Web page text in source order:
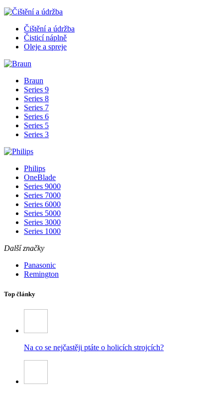
Čištění a údržba
Čisticí náplně
Oleje a spreje
Braun
Series 9
Series 8
Series 7
Series 6
Series 5
Series 3
Philips
OneBlade
Series 9000
Series 7000
Series 6000
Series 5000
Series 3000
Series 1000
Další značky
Panasonic
Remington
Top články
Na co se nejčastěji ptáte o holicích strojcích?